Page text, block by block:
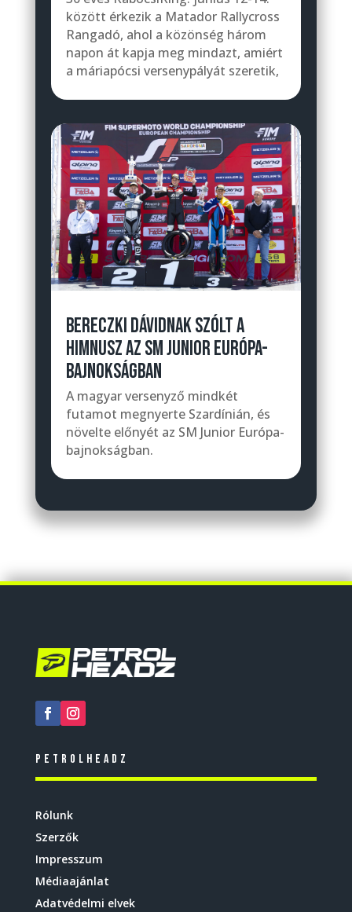
között érkezik a Matador Rallycross
Rangadó, ahol a közönség három
napon át kapja meg mindazt, amiért
a máriapócsi versenypályát szeretik,
BERECZKI DÁVIDNAK SZÓLT A
HIMNUSZ AZ SM JUNIOR EURÓPA-
BAJNOKSÁGBAN
A magyar versenyző mindkét
futamot megnyerte Szardínián, és
növelte előnyét az SM Junior Európa-
bajnokságban.
Petrolheadz
Rólunk
Szerzők
Impresszum
Médiaajánlat
Adatvédelmi elvek